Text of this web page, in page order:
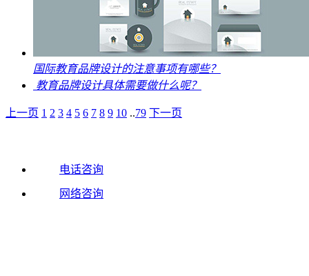
国际教育品牌设计的注意事项有哪些？
教育品牌设计具体需要做什么呢？
上一页 1 2 3 4 5 6 7 8 9 10 ..79 下一页
电话咨询
网络咨询